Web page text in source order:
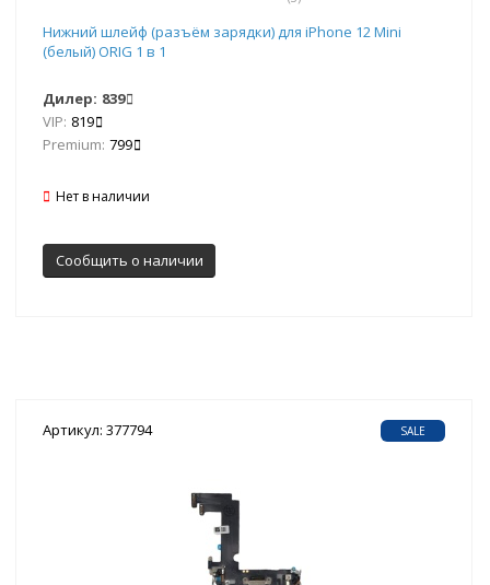
Нижний шлейф (разъём зарядки) для iPhone 12 Mini
(белый) ORIG 1 в 1
Дилер: 839
VIP: 819
Premium: 799
Нет в наличии
Сообщить о наличии
Артикул: 377794 SALE